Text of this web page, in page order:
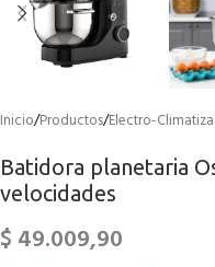
Inicio/Productos/Electro-
Batidora planetaria
velocidades
$ 49.009,90